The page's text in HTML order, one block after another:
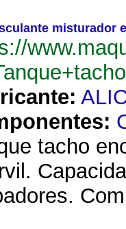
misturador
tacho